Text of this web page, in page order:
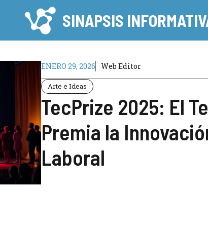
SINAPSIS
ENERO 29, 2026 Web Editor
Arte e Ideas
TecPrize 2025: El
Premia la
Laboral